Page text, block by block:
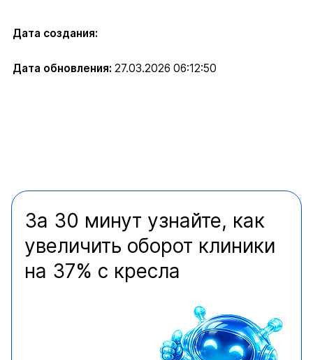
Дата создания:
Дата обновления: 27.03.2026 06:12:50
За 30 минут узнайте, как
увеличить оборот клиники
на 37% с кресла